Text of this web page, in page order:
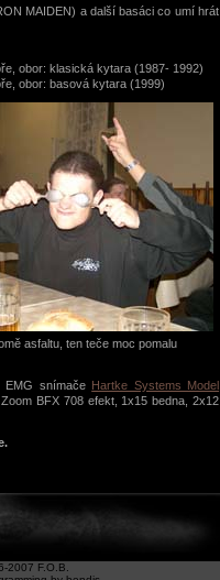
MAIDEN) a další basáci co umí hrát
obor: klasická kytara (1987- 1992)
obor: basová kytara (1999)
asfaltu, ten teče moc pomalu
EMG snímače Hartke Systems Model
Zoom BFX 708 efekt, 1x15 bedna, 2x12
2007 F.O.B.